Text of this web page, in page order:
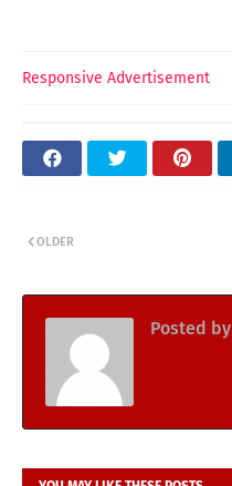
Responsive Advertisement
OLDER
Posted by